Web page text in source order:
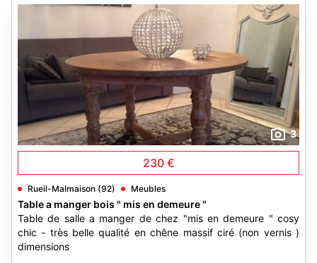
3
230 €
Rueil-Malmaison (92) Meubles
Table a manger bois " mis en demeure "
Table de salle a manger de chez "mis en demeure " cosy
chic - très belle qualité en chêne massif ciré (non vernis )
dimensions